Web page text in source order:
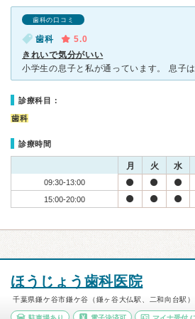
歯科の口コミ
歯科
5.0
きれいで気分がいい
診療科目：
歯科
診療時間
月 火 水
09:30-13:00
15:00-20:00
ほうじょう歯科医院
千葉県鎌ケ谷市鎌ケ谷（鎌ヶ谷大仏駅、二和向台駅）